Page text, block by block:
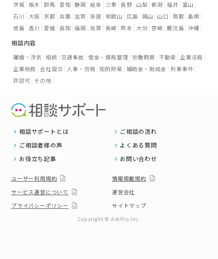
茨城 栃木 群馬 愛知 静岡 岐阜 三重 長野 山梨 新潟 福井
富山
石川
大阪 京都 兵庫 滋賀 奈良 和歌山 広島 岡山 山口 鳥取
島根
徳島 香川 愛媛 高知 福岡 佐賀 長崎 熊本 大分 宮崎 鹿児島 沖縄
相談内容
離婚・浮気 相続 交通事故 借金・債務整理 労働問題 不動産 企業法務
企業税務 会社設立 人事・労務 知的財産 補助金・助成金 刑事事件
許認可 その他
相談サポートとは
ご相談の流れ
ご相談者様の声
よくある質問
お役立ち記事
お問い合わせ
ユーザー利用規約
情報掲載規約
サービス運営について
運営会社
プライバシーポリシー
サイトマップ
Copyright © AskPro.Inc.